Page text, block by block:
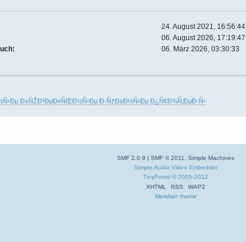
24. August 2021, 16:56:44
06. August 2026, 17:19:47
06. März 2026, 03:30:33
Ð±ÑŽÐ³ÐµÐ»ÑŒÐ½Ñ‹Ðµ Ð·ÑƒÐ±Ð½Ñ‹Ðµ Ð¿Ñ€Ð¾Ñ‚ÐµÐ·Ñ‹
SMF 2.0.9 |SMF © 2011,Simple Machines
Simple Audio Video Embedder
TinyPortal © 2005-2012
XHTML
RSS
WAP2
Meridian theme